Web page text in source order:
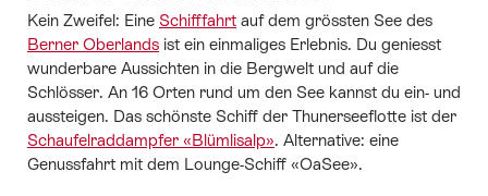
Kein Zweifel: Eine Schifffahrt auf dem grössten See des
Berner Oberlands ist ein einmaliges Erlebnis. Du geniesst
wunderbare Aussichten in die Bergwelt und auf die
Schlösser. An 16 Orten rund um den See kannst du ein- und
aussteigen. Das schönste Schiff der Thunerseeflotte ist der
Schaufelraddampfer «Blümlisalp». Alternative: eine
Genussfahrt mit dem Lounge-Schiff «OaSee».